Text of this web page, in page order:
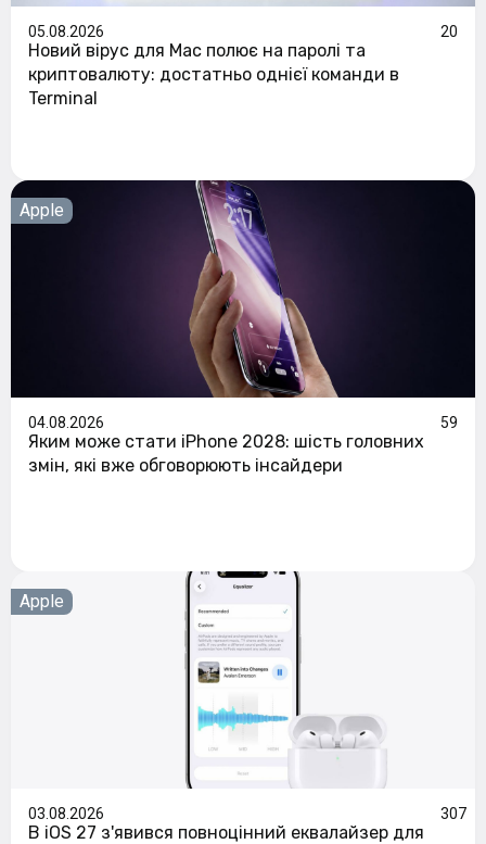
05.08.2026 20
Новий вірус для Mac полює на паролі та
криптовалюту: достатньо однієї команди в
Terminal
Apple
04.08.2026 59
Яким може стати iPhone 2028: шість головних
змін, які вже обговорюють інсайдери
Apple
03.08.2026 307
В iOS 27 з'явився повноцінний еквалайзер для